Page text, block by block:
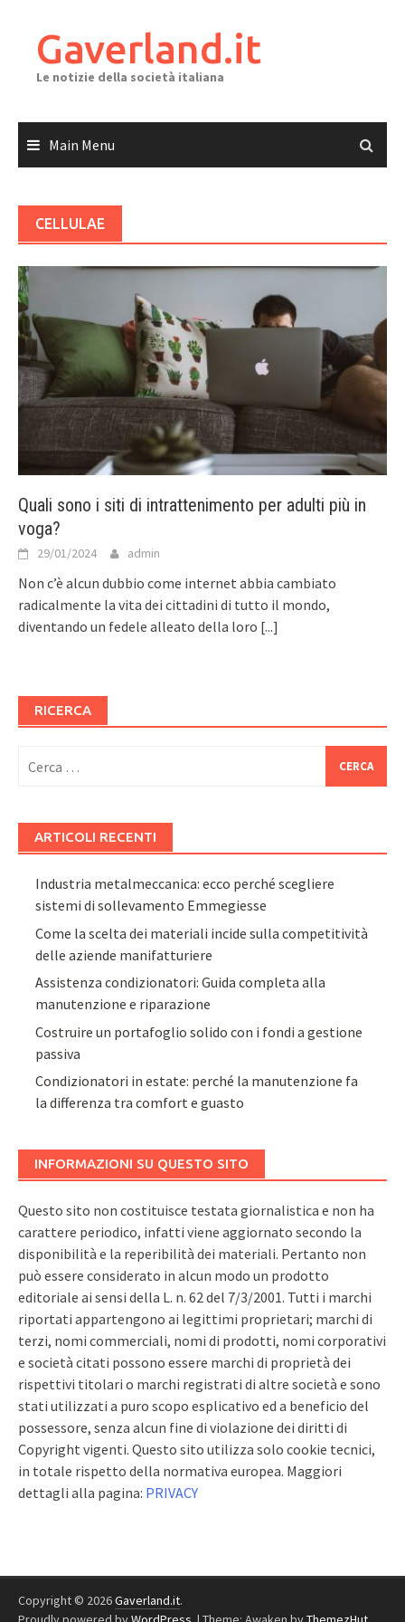
contentGaverland.it
Le notizie della società italiana
Main Menu
CELLULAE
Quali sono i siti di intrattenimento per adulti più in
voga?
29/01/2024 admin
Non c’è alcun dubbio come internet abbia cambiato
radicalmente la vita dei cittadini di tutto il mondo,
diventando un fedele alleato della loro [...]
RICERCA
per:
ARTICOLI RECENTI
Industria metalmeccanica: ecco perché scegliere
sistemi di sollevamento Emmegiesse
Come la scelta dei materiali incide sulla competitività
delle aziende manifatturiere
Assistenza condizionatori: Guida completa alla
manutenzione e riparazione
Costruire un portafoglio solido con i fondi a gestione
passiva
Condizionatori in estate: perché la manutenzione fa
la differenza tra comfort e guasto
INFORMAZIONI SU QUESTO SITO
Questo sito non costituisce testata giornalistica e non ha
carattere periodico, infatti viene aggiornato secondo la
disponibilità e la reperibilità dei materiali. Pertanto non
può essere considerato in alcun modo un prodotto
editoriale ai sensi della L. n. 62 del 7/3/2001. Tutti i marchi
riportati appartengono ai legittimi proprietari; marchi di
terzi, nomi commerciali, nomi di prodotti, nomi corporativi
e società citati possono essere marchi di proprietà dei
rispettivi titolari o marchi registrati di altre società e sono
stati utilizzati a puro scopo esplicativo ed a beneficio del
possessore, senza alcun fine di violazione dei diritti di
Copyright vigenti. Questo sito utilizza solo cookie tecnici,
in totale rispetto della normativa europea. Maggiori
dettagli alla pagina: PRIVACY
Copyright © 2026Gaverland.it.